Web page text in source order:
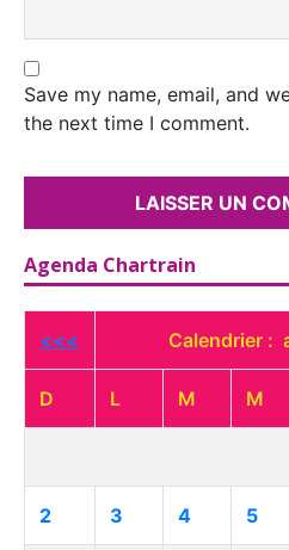
Save my name, email, and
the next time I comment.
Agenda Chartrain
<<< Calendrier :
D L M M
2 3 4 5